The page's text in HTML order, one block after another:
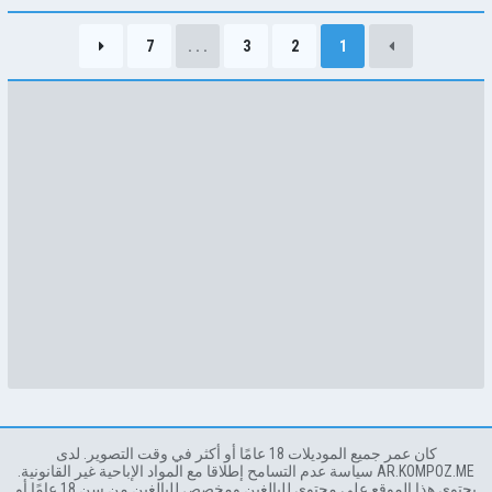
تمارس الجنس مع مريضها
1
2
3
. . .
7
كان عمر جميع الموديلات 18 عامًا أو أكثر في وقت التصوير. لدى
AR.KOMPOZ.ME سياسة عدم التسامح إطلاقا مع المواد الإباحية غير القانونية.
يحتوي هذا الموقع على محتوى للبالغين ومخصص للبالغين من سن 18 عامًا أو